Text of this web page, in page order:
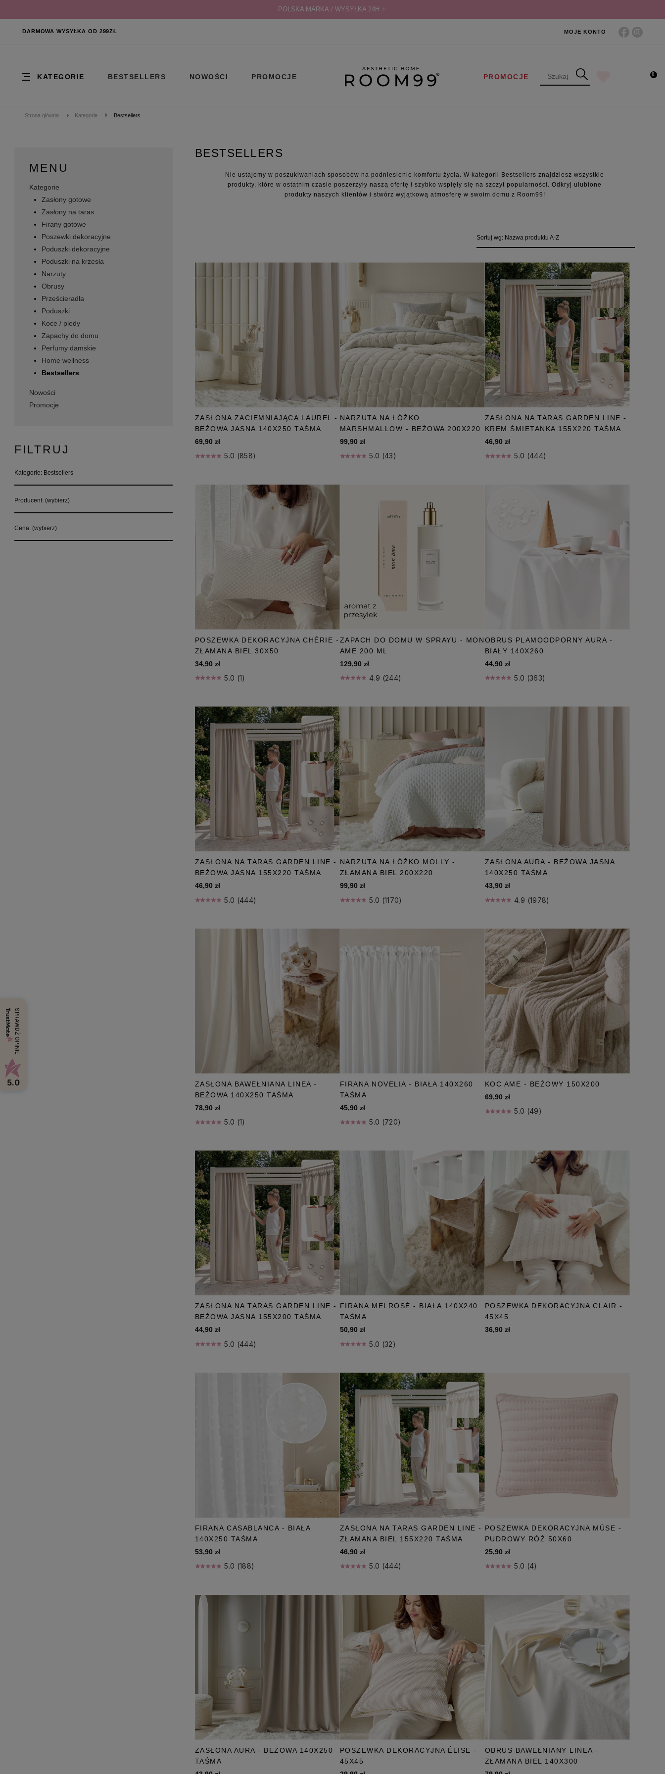
POLSKA MARKA / WYSYŁKA 24H ✨
DARMOWA WYSYŁKA OD 299ZŁ MOJE KONTO
KATEGORIE BESTSELLERS NOWOŚCI PROMOCJE PROMOCJE 0
Strona główna Kategorie Bestsellers
MENU
Kategorie
Zasłony gotowe
Zasłony na taras
Firany gotowe
Poszewki dekoracyjne
Poduszki dekoracyjne
Poduszki na krzesła
Narzuty
Obrusy
Prześcieradła
Poduszki
Koce / pledy
Zapachy do domu
Perfumy damskie
Home wellness
Bestsellers
Nowości
Promocje
FILTRUJ
Kategorie: Bestsellers
Producent: (wybierz)
Cena: (wybierz)
BESTSELLERS
Nie ustajemy w poszukiwaniach sposobów na podniesienie komfortu życia. W kategorii Bestsellers znajdziesz wszystkie
produkty, które w ostatnim czasie poszerzyły naszą ofertę i szybko wspięły się na szczyt popularności. Odkryj ulubione
produkty naszych klientów i stwórz wyjątkową atmosferę w swoim domu z Room99!
Sortuj wg: Nazwa produktu A-Z
ZASŁONA ZACIEMNIAJĄCA LAUREL -
BEŻOWA JASNA 140X250 TAŚMA
69,90 zł
5.0 (858)
NARZUTA NA ŁÓŻKO
MARSHMALLOW - BEŻOWA 200X220
99,90 zł
5.0 (43)
ZASŁONA NA TARAS GARDEN LINE -
KREM ŚMIETANKA 155X220 TAŚMA
46,90 zł
5.0 (444)
POSZEWKA DEKORACYJNA CHÉRIE -
ZŁAMANA BIEL 30X50
34,90 zł
5.0 (1)
ZAPACH DO DOMU W SPRAYU - MON
AME 200 ML
129,90 zł
4.9 (244)
OBRUS PLAMOODPORNY AURA -
BIAŁY 140X260
44,90 zł
5.0 (363)
ZASŁONA NA TARAS GARDEN LINE -
BEŻOWA JASNA 155X220 TAŚMA
46,90 zł
5.0 (444)
NARZUTA NA ŁÓŻKO MOLLY -
ZŁAMANA BIEL 200X220
99,90 zł
5.0 (1170)
ZASŁONA AURA - BEŻOWA JASNA
140X250 TAŚMA
43,90 zł
4.9 (1978)
ZASŁONA BAWEŁNIANA LINEA -
BEŻOWA 140X250 TAŚMA
78,90 zł
5.0 (1)
FIRANA NOVELIA - BIAŁA 140X260
TAŚMA
45,90 zł
5.0 (720)
KOC AME - BEŻOWY 150X200
69,90 zł
5.0 (49)
ZASŁONA NA TARAS GARDEN LINE -
BEŻOWA JASNA 155X200 TAŚMA
44,90 zł
5.0 (444)
FIRANA MELROSÈ - BIAŁA 140X240
TAŚMA
50,90 zł
5.0 (32)
POSZEWKA DEKORACYJNA CLAIR -
45X45
36,90 zł
FIRANA CASABLANCA - BIAŁA
140X250 TAŚMA
53,90 zł
5.0 (188)
ZASŁONA NA TARAS GARDEN LINE -
ZŁAMANA BIEL 155X220 TAŚMA
46,90 zł
5.0 (444)
POSZEWKA DEKORACYJNA MÙSE -
PUDROWY RÓŻ 50X60
25,90 zł
5.0 (4)
ZASŁONA AURA - BEŻOWA 140X250
TAŚMA
POSZEWKA DEKORACYJNA ÉLISE -
45X45
OBRUS BAWEŁNIANY LINEA -
ZŁAMANA BIEL 140X300
SPRAWDŹ OPINIE
5.0